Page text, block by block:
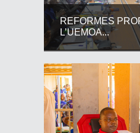
REFORMES
L’UEMOA...